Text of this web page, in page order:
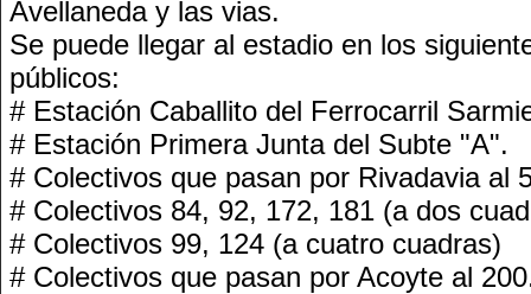
Avellaneda y las vias.
Se puede llegar al estadio en los
públicos:
# Estación Caballito del Ferrocarril
# Estación Primera Junta del Subte "A".
# Colectivos que pasan por Rivadavia al
# Colectivos 84, 92, 172, 181 (a dos
# Colectivos 99, 124 (a cuatro cuadras)
# Colectivos que pasan por Acoyte al